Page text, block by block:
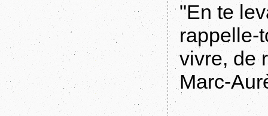
"En te
vivre, de
Marc-